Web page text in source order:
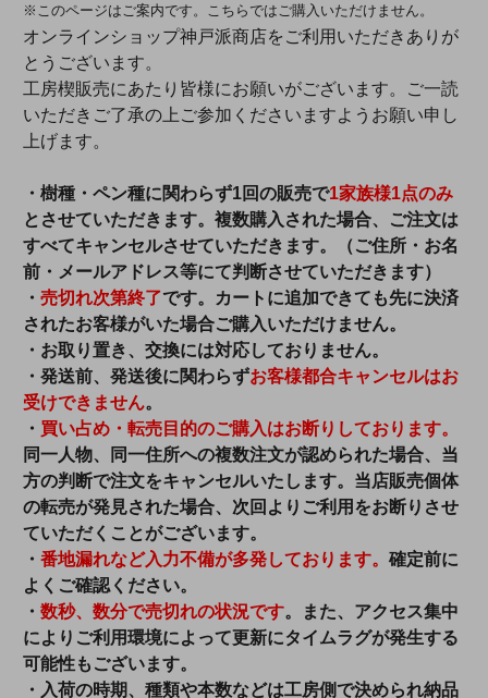
※このページはご案内です。こちらではご購入いただけません。
オンラインショップ神戸派商店をご利用いただきありが
とうございます。
工房楔販売にあたり皆様にお願いがございます。ご一読
いただきご了承の上ご参加くださいますようお願い申し
上げます。
・樹種・ペン種に関わらず1回の販売で1家族様1点のみ
とさせていただきます。複数購入された場合、ご注文は
すべてキャンセルさせていただきます。（ご住所・お名
前・メールアドレス等にて判断させていただきます）
・ 売切れ次第終了です。カートに追加できても先に決済
されたお客様がいた場合ご購入いただけません。
・お取り置き、交換には対応しておりません。
・発送前、発送後に関わらずお客様都合キャンセルはお
受けできません。
・ 買い占め・転売目的のご購入はお断りしております。
同一人物、同一住所への複数注文が認められた場合、当
方の判断で注文をキャンセルいたします。当店販売個体
の転売が発見された場合、次回よりご利用をお断りさせ
ていただくことがございます。
・ 番地漏れなど入力不備が多発しております。 確定前に
よくご確認ください。
・ 数秒、数分で売切れの状況です。また、アクセス集中
によりご利用環境によって更新にタイムラグが発生する
可能性もございます。
・入荷の時期、種類や本数などは工房側で決められ納品